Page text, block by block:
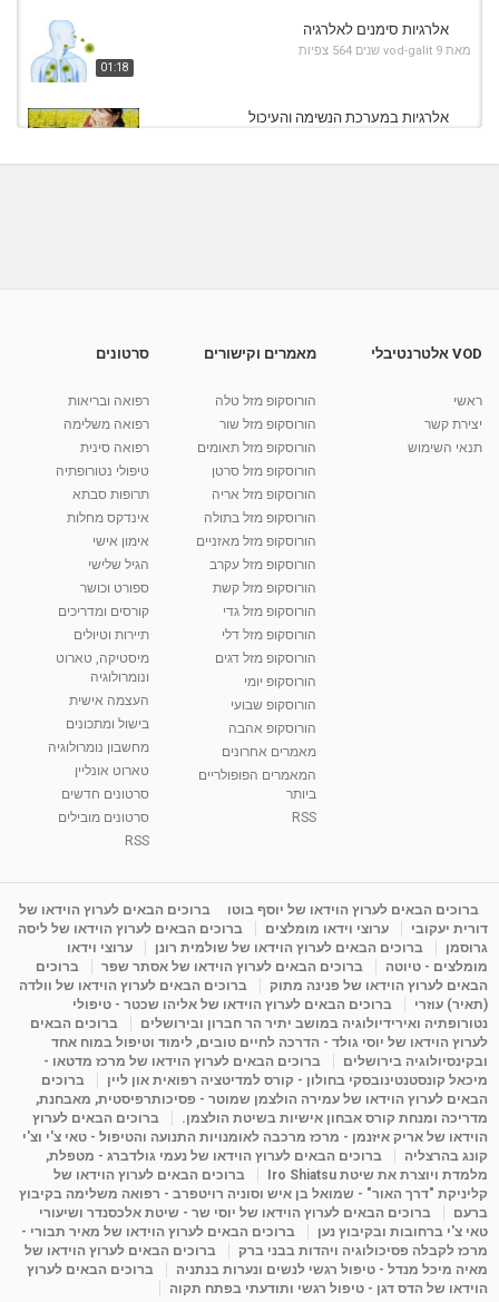
01:18
אלרגיות סימנים לאלרגיה
מאת vod-galit 9 שנים 564 צפיות
אלרגיות במערכת הנשימה והעיכול
מאת
10:17
קרין גורן - העוגה המתגלצ’ת ללא קמח
38.5k צפיות
01:37
יוסי שר - מתמחה בשיטת אלכסנדר וטאי צ'י
2,734 צפיות
01:46
רנה רז-גילו -טיפול אנרגטי ויעוץ רוחני - נומרולוגית
2,309 צפיות
05:37
סודות בתאריך הלידה, משמעות חודש הלידה -
ינואר זינה ליבשיץ נומרולוגית
ליסה גרוסמן - המרכז לאימון התנהגותי - קשב
09:12
מדיטציה בדמיון מודרך - היכרות עם האני הפנימי
מאת admin 11 שנים 3,644 צפיות
פנינה מתוק - מרכז "נתיב הלב" בהרצליה-
מדיטציה-התחדשות
Shahar-vod
VOD אלטרנטיבלי
ראשי
יצירת קשר
תנאי השימוש
מאמרים וקישורים
הורוסקופ מזל טלה
הורוסקופ מזל שור
הורוסקופ מזל תאומים
הורוסקופ מזל סרטן
הורוסקופ מזל אריה
הורוסקופ מזל בתולה
הורוסקופ מזל מאזניים
הורוסקופ מזל עקרב
הורוסקופ מזל קשת
הורוסקופ מזל גדי
הורוסקופ מזל דלי
הורוסקופ מזל דגים
הורוסקופ יומי
הורוסקופ שבועי
הורוסקופ אהבה
מאמרים אחרונים
המאמרים הפופולריים
ביותר
RSS
סרטונים
רפואה ובריאות
רפואה משלימה
רפואה סינית
טיפולי נטורופתיה
תרופות סבתא
אינדקס מחלות
אימון אישי
הגיל שלישי
ספורט וכושר
קורסים ומדריכים
תיירות וטיולים
מיסטיקה, טארוט
ונומרולוגיה
העצמה אישית
בישול ומתכונים
מחשבון נומרולוגיה
טארוט אונליין
סרטונים חדשים
סרטונים מובילים
RSS
ברוכים הבאים לערוץ הוידאו של יוסף בוטו
ברוכים הבאים לערוץ הוידאו של
דורית יעקובי
ערוצי וידאו מומלצים
ברוכים הבאים לערוץ הוידאו של ליסה
גרוסמן
ברוכים הבאים לערוץ הוידאו של שולמית רונן
ערוצי וידאו
מומלצים - טיוטה
ברוכים הבאים לערוץ הוידאו של אסתר שפר
ברוכים
הבאים לערוץ הוידאו של פנינה מתוק
ברוכים הבאים לערוץ הוידאו של וולדה
(תאיר) עוזרי
ברוכים הבאים לערוץ הוידאו של אליהו שכטר - טיפולי
נטורופתיה ואירידיולוגיה במושב יתיר הר חברון ובירושלים
ברוכים הבאים
לערוץ הוידאו של יוסי גולד - הדרכה לחיים טובים, לימוד וטיפול במוח אחד
ובקינסיולוגיה בירושלים
ברוכים הבאים לערוץ הוידאו של מרכז מדטאו -
מיכאל קונסטנטינובסקי בחולון - קורס למדיטציה רפואית און ליין
ברוכים
הבאים לערוץ הוידאו של עמירה הולצמן שמוטר - פסיכותרפיסטית, מאבחנת,
מדריכה ומנחת קורס אבחון אישיות בשיטת הולצמן.
ברוכים הבאים לערוץ
הוידאו של אריק איזנמן - מרכז מרכבה לאומנויות התנועה והטיפול - טאי צ'י וצ'י
קונג בהרצליה
ברוכים הבאים לערוץ הוידאו של נעמי גולדברג - מטפלת,
מלמדת ויוצרת את שיטת Iro Shiatsu
ברוכים הבאים לערוץ הוידאו של
קליניקת "דרך האור" - שמואל בן איש וסוניה רויטפרב - רפואה משלימה בקיבוץ
ברעם
ברוכים הבאים לערוץ הוידאו של יוסי שר - שיטת אלכסנדר ושיעורי
טאי צ'י ברחובות ובקיבוץ נען
ברוכים הבאים לערוץ הוידאו של מאיר תבורי -
מרכז לקבלה פסיכולוגיה ויהדות בבני ברק
ברוכים הבאים לערוץ הוידאו של
מאיה מיכל מנדל - טיפול רגשי לנשים ונערות בנתניה
ברוכים הבאים לערוץ
הוידאו של הדס דגן - טיפול רגשי ותודעתי בפתח תקוה